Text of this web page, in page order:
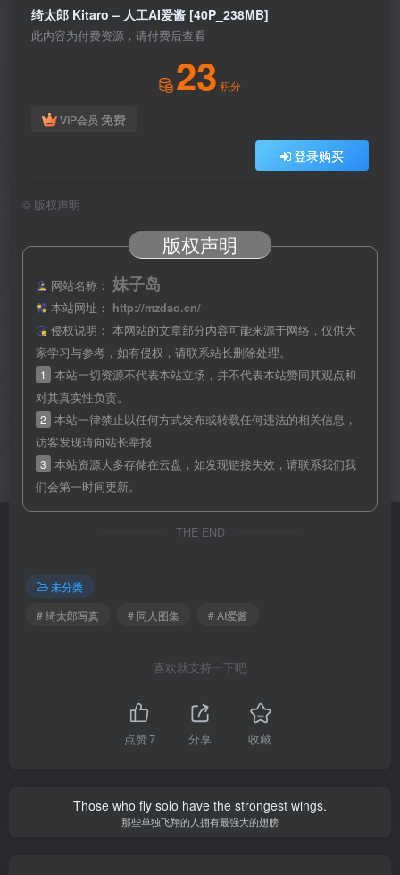
绮太郎 Kitaro – 人工AI爱酱 [40P_238MB]
此内容为付费资源，请付费后查看
23 积分
VIP会员 免费
登录购买
© 版权声明
版权声明
网站名称： 妹子岛
本站网址：
http://mzdao.cn/
侵权说明： 本网站的文章部分内容可能来源于网络，仅供大
家学习与参考，如有侵权，请联系站长删除处理。
1
本站一切资源不代表本站立场，并不代表本站赞同其观点和
对其真实性负责。
2 本站一律禁止以任何方式发布或转载任何违法的相关信息，
访客发现请向站长举报
3 本站资源大多存储在云盘，如发现链接失效，请联系我们我
们会第一时间更新。
THE END
未分类
# 绮太郎写真
# 同人图集 # AI爱酱
喜欢就支持一下吧
点赞7 分享 收藏
Those who fly solo have the strongest wings.
那些单独飞翔的人拥有最强大的翅膀